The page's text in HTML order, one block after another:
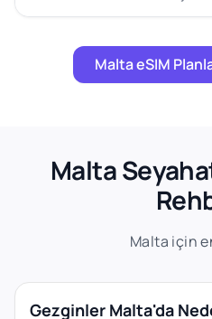
Malta eSIM
Malta
Malta için
Gezginler Malta'da